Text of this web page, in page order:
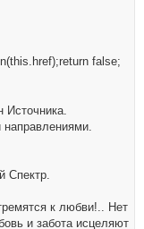
false;
Источника.
Спектр.
к любви!.. Нет
и забота исцеляют